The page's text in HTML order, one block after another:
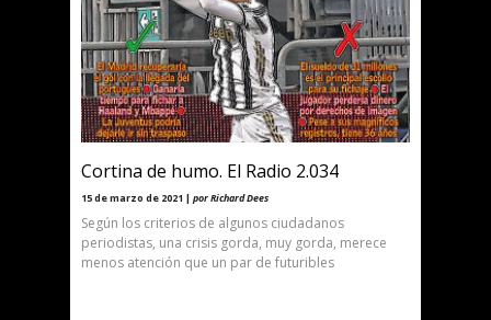
Cortina de humo. El Radio 2.034
15 de marzo de 2021 | por Richard Dees
Según los criterios de algunos ciudadanos
periodistas, una crisis gorda, muy gorda, merece
menos atención que un par de futuribles